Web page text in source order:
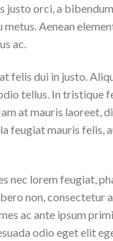
justo orci, a
Aenean
ac.
felis dui in justo.
tellus. In tristique
at mauris laoreet,
feugiat mauris felis,
nec lorem feugiat,
non, consectetur
ac ante ipsum
odio eget elit